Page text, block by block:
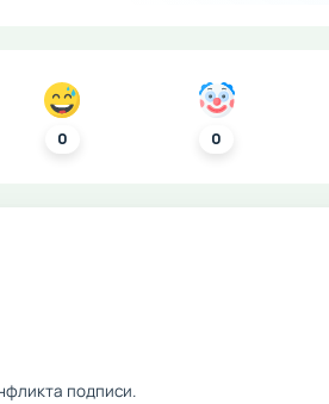
0 0
подписи.